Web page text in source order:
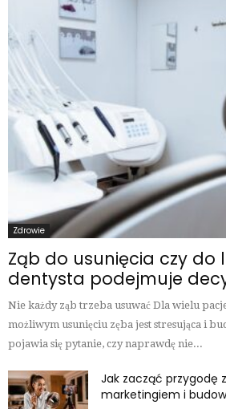
Zdrowie
Ząb do usunięcia czy do
dentysta podejmuje
Nie każdy ząb trzeba usuwać Dla wielu
możliwym usunięciu zęba jest stresująca i
pojawia się pytanie, czy naprawdę nie...
Jak zacząć przygodę
marketingiem i